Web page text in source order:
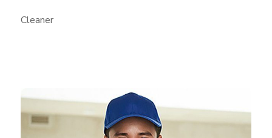
Cleaner